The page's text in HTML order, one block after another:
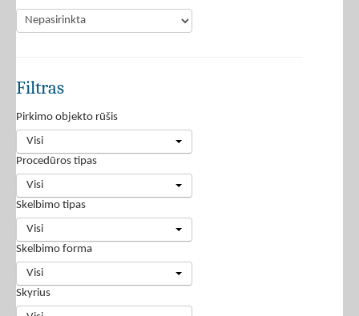
Filtras
Pirkimo objekto rūšis
Visi
Procedūros tipas
Visi
Skelbimo tipas
Visi
Skelbimo forma
Visi
Skyrius